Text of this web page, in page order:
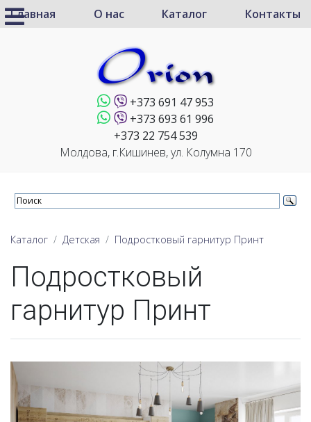
Главная О нас Каталог Контакты
+373 691 47 953
+373 693 61 996
+373 22 754 539
Молдова, г.Кишинев, ул. Колумна 170
Каталог Детская Подростковый гарнитур Принт
Подростковый
гарнитур Принт